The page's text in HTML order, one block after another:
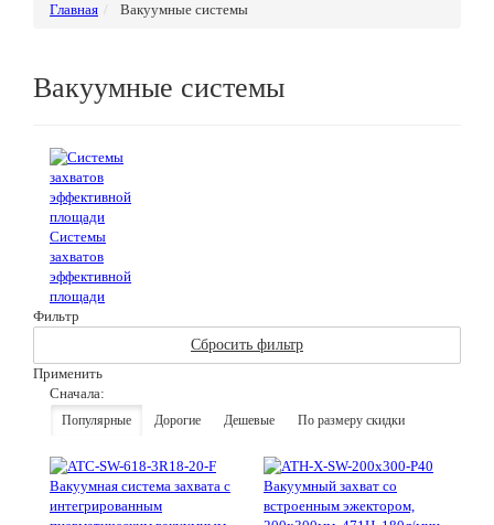
Главная Вакуумные системы
Вакуумные системы
Системы
захватов
эффективной
площади
Фильтр
Сбросить фильтр
Применить
Сначала:
Популярные Дорогие Дешевые По размеру скидки